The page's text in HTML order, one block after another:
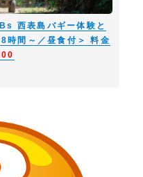
西表島バギー体験と
時間～／昼食付＞ 料金